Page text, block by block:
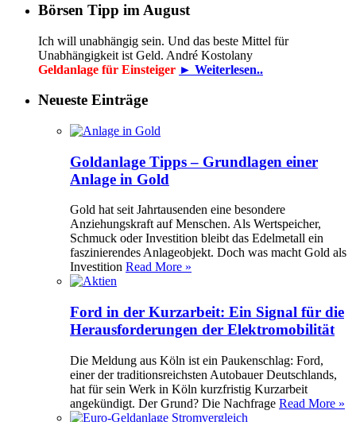
Börsen Tipp im August
Ich will unabhängig sein. Und das beste Mittel für
Unabhängigkeit ist Geld. André Kostolany
Geldanlage für Einsteiger ► Weiterlesen..
Neueste Einträge
Goldanlage Tipps – Grundlagen einer
Anlage in Gold
Gold hat seit Jahrtausenden eine besondere
Anziehungskraft auf Menschen. Als Wertspeicher,
Schmuck oder Investition bleibt das Edelmetall ein
faszinierendes Anlageobjekt. Doch was macht Gold als
Investition Read More »
Ford in der Kurzarbeit: Ein Signal für die
Herausforderungen der Elektromobilität
Die Meldung aus Köln ist ein Paukenschlag: Ford,
einer der traditionsreichsten Autobauer Deutschlands,
hat für sein Werk in Köln kurzfristig Kurzarbeit
angekündigt. Der Grund? Die Nachfrage Read More »